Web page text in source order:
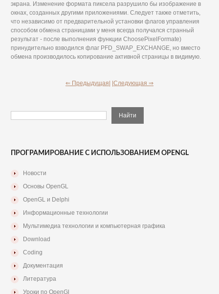
экрана. Изменение формата пиксела разрушило бы изображение в
окнах, созданных другими приложениями. Следует также отметить,
что независимо от предварительной установки флагов управления
способом обмена страницами у меня всегда получался странный
результат - после выполнения функции ChoosePixelFormate)
принудительно взводился флаг PFD_SWAP_EXCHANGE, но вместо
обмена производилось копирование активной страницы в видимую.
⇐ Предыдущая| |Следующая ⇒
ПРОГРАМИРОВАНИЕ С ИСПОЛЬЗОВАНИЕМ OPENGL
Новости
Основы OpenGL
OpenGL и Delphi
Информационные технологии
Мультимедиа технологии и компьютерная графика
Download
Coding
Документация
Литература
Уроки по OpenGl